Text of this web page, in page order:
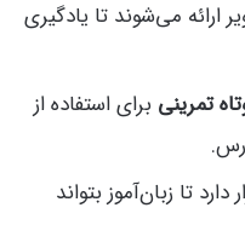
ارائه می‌شوند تا یادگیری
تمرینی برای استفاده از
دارد تا زبان‌آموز بتواند